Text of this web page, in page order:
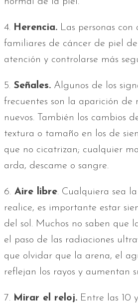
4. Herencia. Las personas con
familiares de cáncer de piel
atención y controlarse más
5. Señales. Algunos de los
frecuentes son la aparición de
nuevos. También los cambios
textura o tamaño en los de
que no cicatrizan; cualquier
arda, descame o sangre.
6. Aire libre. Cualquiera sea
realice, es importante estar
del sol. Muchos no saben que
el paso de las radiaciones
que olvidar que la arena, el
reflejan los rayos y aumentan
7. Mirar el reloj. Entre las 10